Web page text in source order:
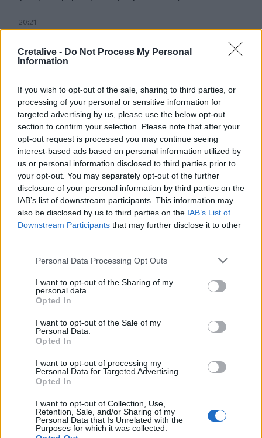
Cretalive - Do Not Process My Personal
Information
If you wish to opt-out of the sale, sharing to third parties, or
processing of your personal or sensitive information for
targeted advertising by us, please use the below opt-out
section to confirm your selection. Please note that after your
opt-out request is processed you may continue seeing
interest-based ads based on personal information utilized by
us or personal information disclosed to third parties prior to
your opt-out. You may separately opt-out of the further
disclosure of your personal information by third parties on the
IAB’s list of downstream participants. This information may
also be disclosed by us to third parties on the IAB’s List of
Downstream Participants that may further disclose it to other
Personal Data Processing Opt Outs
I want to opt-out of the Sharing of my
personal data.
Opted In
I want to opt-out of the Sale of my
Personal Data.
Opted In
I want to opt-out of processing my
Personal Data for Targeted Advertising.
Opted In
I want to opt-out of Collection, Use,
Retention, Sale, and/or Sharing of my
Personal Data that Is Unrelated with the
Purposes for which it was collected.
20:21
Λιμάνι Ηρακλείου: Έμπλεξε ο κάβος στην προπέλα του
από σύγκρουση δύο τραμ - Δείτε βίντεο
20:06
Οργανωτικό λίφτινγκ χρειάζονται οι δήμοι
Ζ. Κωνσταντοπούλου για πυρκαγιές: Αυτό που συμβαίνει
δεν είναι ατύχημα αλλά έγκλημα συνεχιζόμενο
19:56
Σε κλίμα οδύνης το ύστατο χαίρε στον Αριστοτέλη
Δαμίγο που έχασε τη ζωή του κατά τη συντριβή των
ελικοπτέρων στην Ψάθα
Χανιά: Εκδήλωση μνήμης για τα 81 χρόνια από τη
Χιροσίμα και το Ναγκασάκι
Σενετάκης για ΒΟΑΚ: «Η Κρήτη αποκτά επιτέλους έναν
υπερσύγχρονο αυτοκινητόδρομο»
Ρέθυμνο: 19 κτίρια κρίθηκαν «κόκκινα» μετά τις φονικές
Σαμοθράκη: Στο νοσοκομείο 15χρονη μετά από πτώση –